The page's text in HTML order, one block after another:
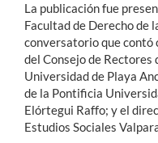
La publicación fue
Facultad de Derecho de
conversatorio que contó
del Consejo de Rectores
Universidad de Playa
de la Pontificia
Elórtegui Raffo; y el
Estudios Sociales